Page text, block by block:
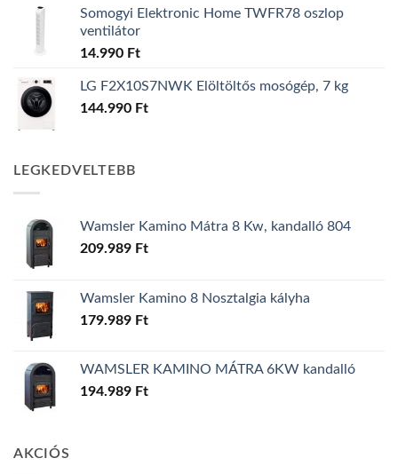
Somogyi Elektronic Home TWFR78 oszlop
ventilátor
14.990 Ft
LG F2X10S7NWK Elöltöltős mosógép, 7 kg
144.990 Ft
LEGKEDVELTEBB
Wamsler Kamino Mátra 8 Kw, kandalló 804
209.989 Ft
Wamsler Kamino 8 Nosztalgia kályha
179.989 Ft
WAMSLER KAMINO MÁTRA 6KW kandalló
194.989 Ft
AKCIÓS